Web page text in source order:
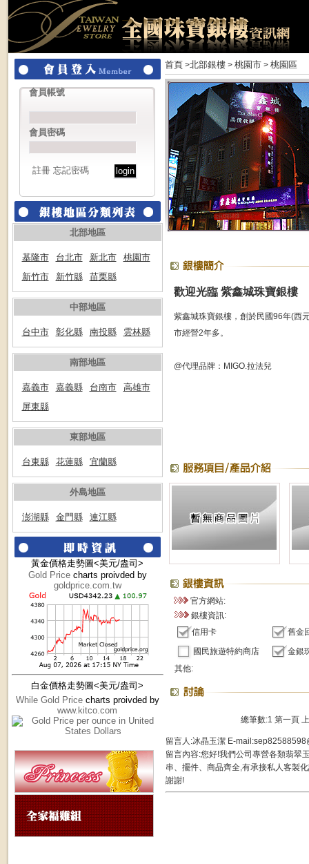
會員帳號
會員密碼
註冊 忘記密碼
北部地區
基隆市 台北市 新北市
桃園市
新竹市
新竹縣 苗栗縣
中部地區
台中市 彰化縣 南投縣 雲林縣
南部地區
嘉義市 嘉義縣 台南市
高雄市
屏東縣
東部地區
台東縣 花蓮縣 宜蘭縣
外島地區
澎湖縣 金門縣 連江縣
黃金價格走勢圖<美元/盎司>
Gold Pricecharts proivded by
goldprice.com.tw
白金價格走勢圖<美元/盎司>
While Gold Pricecharts proivded by
www.kitco.com
首頁 >北部銀樓> 桃園市> 桃園區
歡迎光臨 紫鑫城珠寶銀樓
紫鑫城珠寶銀樓，創於民國96年(西
市經營2年多。
@代理品牌：MIGO.拉法兒
官方網站:
銀樓資訊:
信用卡
舊金
國民旅遊特約商店
金銀
其他:
總筆數:1 第一頁
留言人:冰晶玉潔 E-
留言內容:您好!我們公司專營各類翡翠
串、擺件、商品齊全,有承接私人客製
謝謝!